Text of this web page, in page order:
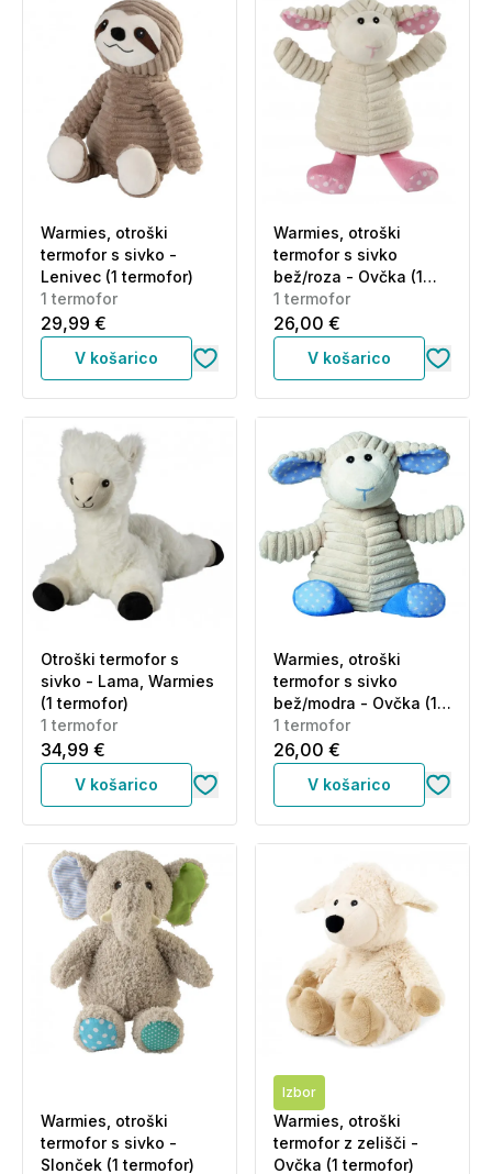
Warmies, otroški
termofor s sivko -
Lenivec (1 termofor)
1 termofor
29,99 €
V košarico
Warmies, otroški
termofor s sivko
bež/roza - Ovčka (1
termofor)
1 termofor
26,00 €
V košarico
Otroški termofor s
sivko - Lama, Warmies
(1 termofor)
1 termofor
34,99 €
V košarico
Warmies, otroški
termofor s sivko
bež/modra - Ovčka (1
termofor)
1 termofor
26,00 €
V košarico
Warmies, otroški
termofor s sivko -
Slonček (1 termofor)
Izbor
Warmies, otroški
termofor z zelišči -
Ovčka (1 termofor)